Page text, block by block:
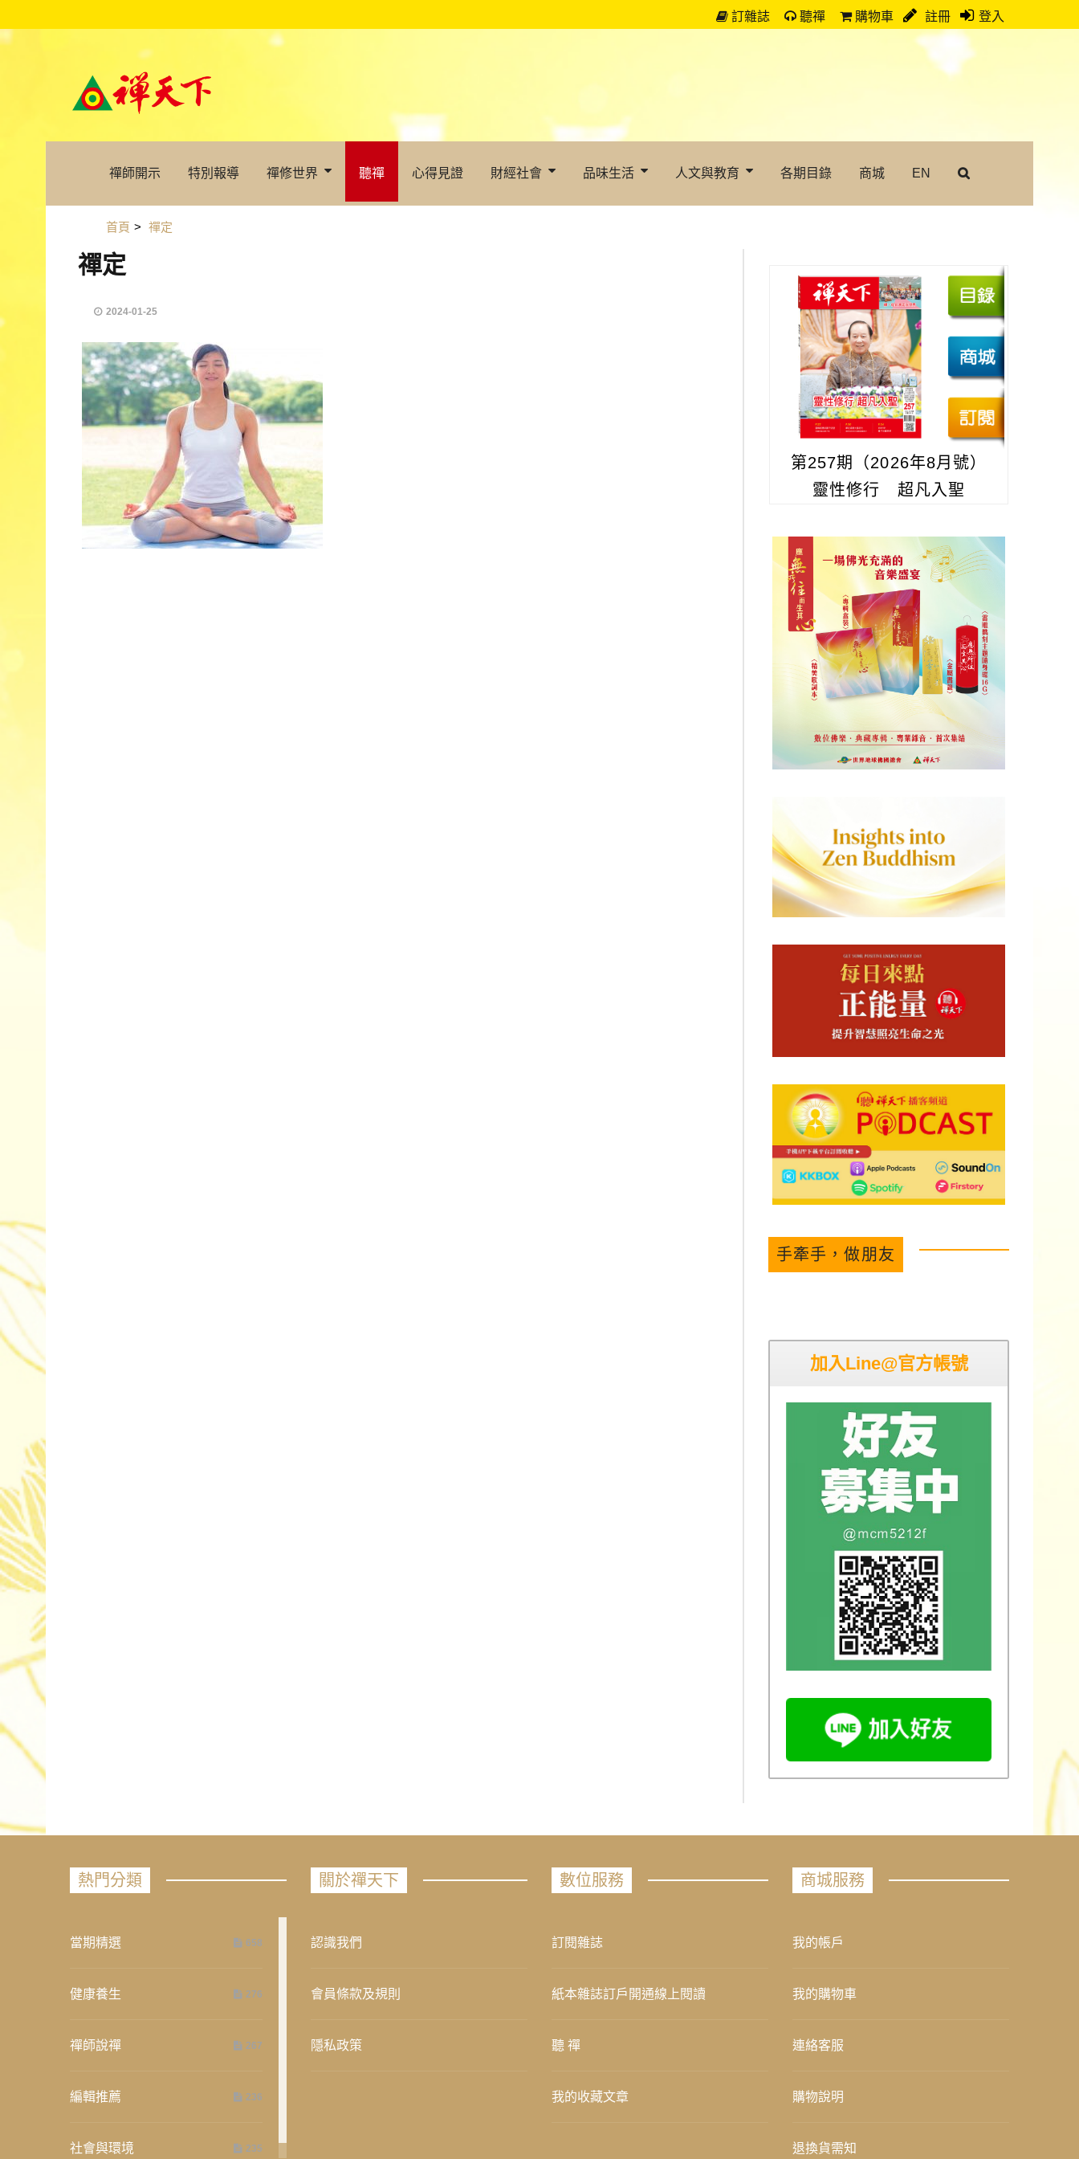
訂雜誌 聽禪 購物車 註冊 登入
禪師開示 特別報導 禪修世界 聽禪 心得見證 財經社會 品味生活 人文與教育 各期目錄 商城 EN
首頁 > 禪定
禪定
2024-01-25
第257期（2026年8月號）
靈性修行 超凡入聖
手牽手，做朋友
加入Line@官方帳號
熱門分類
當期精選 658
健康養生 276
禪師說禪 267
編輯推薦 236
社會與環境 235
關於禪天下
認識我們
會員條款及規則
隱私政策
數位服務
訂閱雜誌
紙本雜誌訂戶開通線上閱讀
聽 禪
我的收藏文章
商城服務
我的帳戶
我的購物車
連絡客服
購物說明
退換貨需知